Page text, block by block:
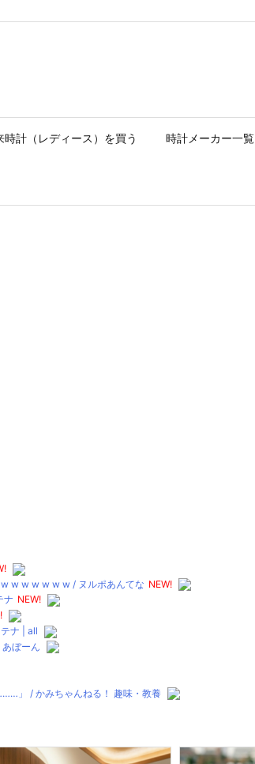
時計（レディース）を買う 時計メーカー一覧
w w w w w w / ヌルポあんてな NEW!
ナ NEW!
ナ | all
ぼーん
」 / かみちゃんねる！ 趣味・教養